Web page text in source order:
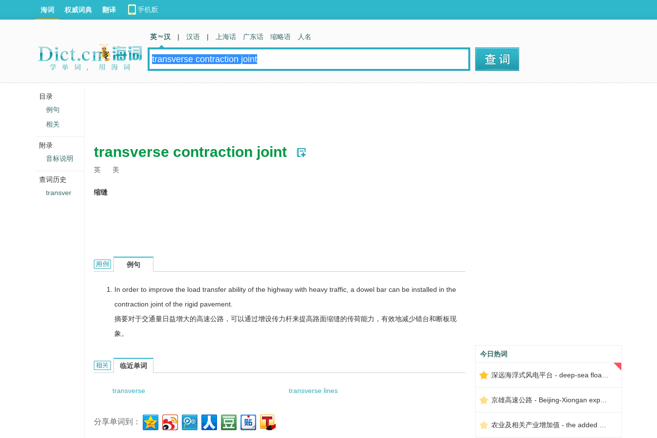
transverse contraction joint
英 美
缩缝
transverse contraction joint的用法和样例：
例句
In order to improve the load transfer ability of the highway with heavy traffic, a dowel bar can be installed in the
contraction joint of the rigid pavement.
摘要对于交通量日益增大的高速公路，可以通过增设传力杆来提高路面缩缝的传荷能力，有效地减少错台和断板现
象。
transverse contraction joint的相关资料：
临近单词
transverse transverse lines
分享单词到：
今日热词
海词 权威词典 翻译
英 汉 | 汉语 | 上海话 广东话 缩略语 人名
目录
例句
相关
附录
音标说明
查词历史
transver